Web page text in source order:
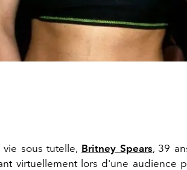
sous tutelle, Britney Spears, 39
virtuellement lors d'une audience